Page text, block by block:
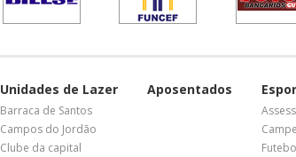
Unidades de Lazer
Barraca de Santos
Campos do Jordão
Clube da capital
Aposentados